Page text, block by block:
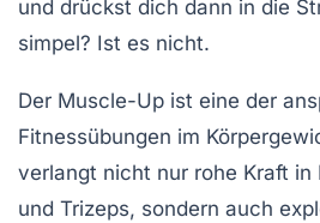
und drückst dich dann in die
simpel? Ist es nicht.
Der Muscle-Up ist eine der
Fitnessübungen im
verlangt nicht nur rohe Kraft in
und Trizeps, sondern auch